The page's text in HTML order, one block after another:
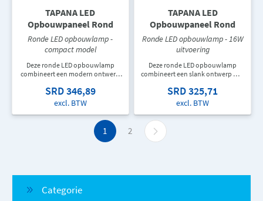
TAPANA LED
Opbouwpaneel Rond
Ronde LED opbouwlamp -
compact model
Deze ronde LED opbouwlamp
combineert een modern ontwerp
Geschikt voor woningen,
kantoren, winkels en andere
SRD 346,89
excl. BTW
TAPANA LED
Opbouwpaneel Rond
Ronde LED opbouwlamp - 16W
uitvoering
Deze ronde LED opbouwlamp
combineert een slank ontwerp met
verlichting. Ideaal voor woningen,
kantoren, winkels en andere
uitstraling gewenst is.
SRD 325,71
excl. BTW
1 2
Categorie